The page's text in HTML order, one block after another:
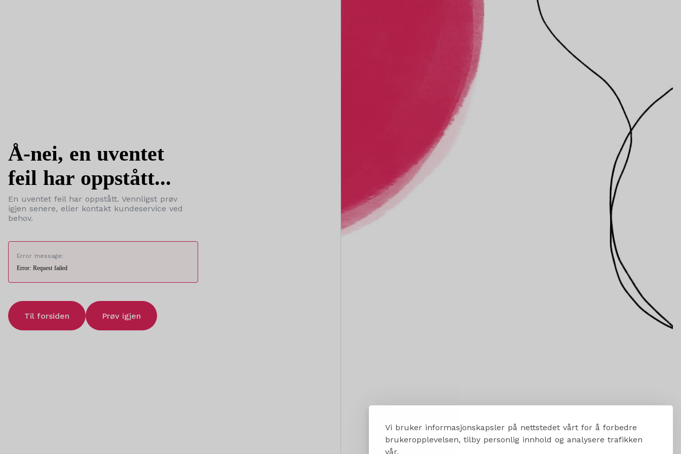
Vi bruker informasjonskapsler på nettstedet vårt for å forbedre
brukeropplevelsen, tilby personlig innhold og analysere trafikken
vår.
Å-nei, en uventet
feil har oppstått...
En uventet feil har oppstått. Vennligst prøv
igjen senere, eller kontakt kundeservice ved
behov.
Error message:
Error: Request failed
Til forsiden Prøv igjen